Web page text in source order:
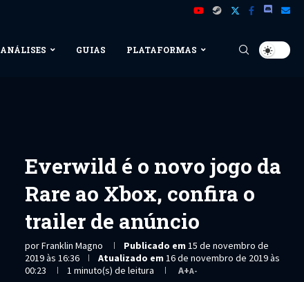
ANÁLISES GUIAS PLATAFORMAS
Everwild é o novo jogo da
Rare ao Xbox, confira o
trailer de anúncio
porFranklin Magno Publicado em 15 de novembro de
2019 às 16:36
Atualizado em 16 de novembro de 2019 às
00:23
1 minuto(s) de leitura A+A-